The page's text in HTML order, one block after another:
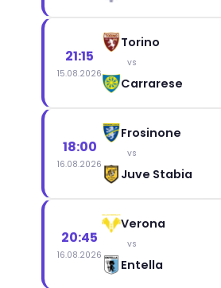
21:15
15.08.2026
Torino
vs
Carrarese
18:00
16.08.2026
Frosinone
vs
Juve Stabia
20:45
16.08.2026
Verona
vs
Entella